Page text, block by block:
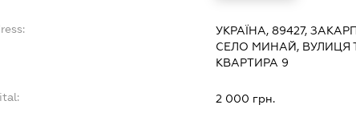
УКРАЇНА, 89427,
СЕЛО МИНАЙ, ВУЛИЦЯ
КВАРТИРА 9
2 000 грн.